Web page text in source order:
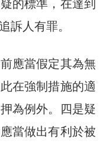
的標準，在達到
訴人有罪。
應當假定其為無
在強制措施的適
為例外。四是疑
當做出有利於被